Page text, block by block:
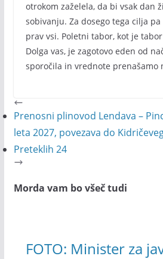
otrokom zaželela, da bi vsak dan
sobivanju. Za dosego tega cilja
prav vsi. Poletni tabor, kot je
Dolga vas, je zagotovo eden od
sporočila in vrednote prenašamo
Prenosni plinovod Lendava –
leta 2027, povezava do
Preteklih 24
Morda vam bo všeč tudi
FOTO: Minister za